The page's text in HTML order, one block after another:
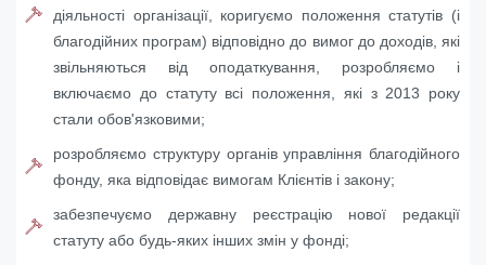
діяльності організації, коригуємо положення статутів (і
благодійних програм) відповідно до вимог до доходів, які
звільняються від оподаткування, розробляємо і
включаємо до статуту всі положення, які з 2013 року
стали обов'язковими;
розробляємо структуру органів управління благодійного
фонду, яка відповідає вимогам Клієнтів і закону;
забезпечуємо державну реєстрацію нової редакції
статуту або будь-яких інших змін у фонді;